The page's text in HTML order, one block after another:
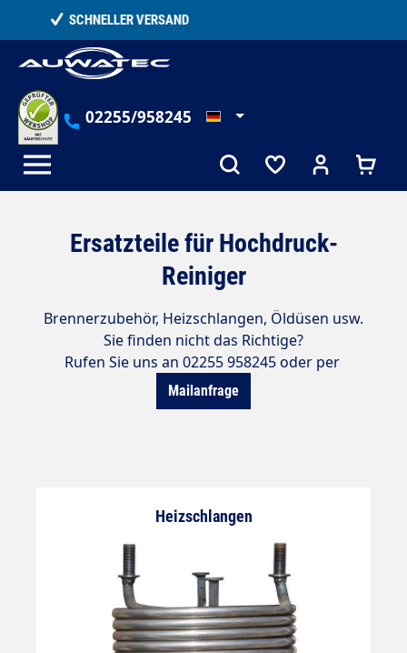
springen
02255/958245
Ersatzteile für Hochdruck-
Reiniger
Brennerzubehör, Heizschlangen, Öldüsen usw.
Sie finden nicht das Richtige?
Rufen Sie uns an 02255 958245 oder per
Mailanfrage
Heizschlangen